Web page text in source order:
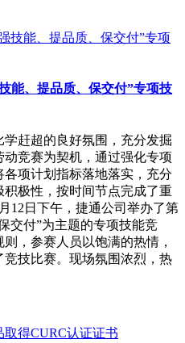
能、提品质、保交付”专项技
赶超的良好氛围，充分发掘
动竞赛为契机，通过强化专项
项计划指标落地落实，充分
极性，按时间节点完成了重
12日下午，捷通公司举办了第
交付”为主题的专项技能竞
，参赛人员以饱满的热情，
技比赛。现场氛围浓烈，热